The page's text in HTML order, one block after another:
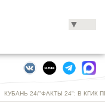
▼
КУБАНЬ 24/"ФАКТЫ 24": В